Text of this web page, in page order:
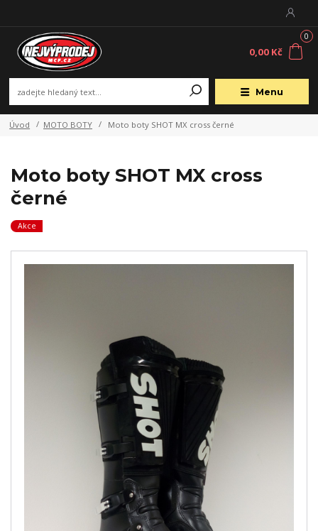
Menu
0
0,00 Kč
Úvod MOTO BOTY Moto boty SHOT MX cross černé
Moto boty SHOT MX cross
černé
Akce